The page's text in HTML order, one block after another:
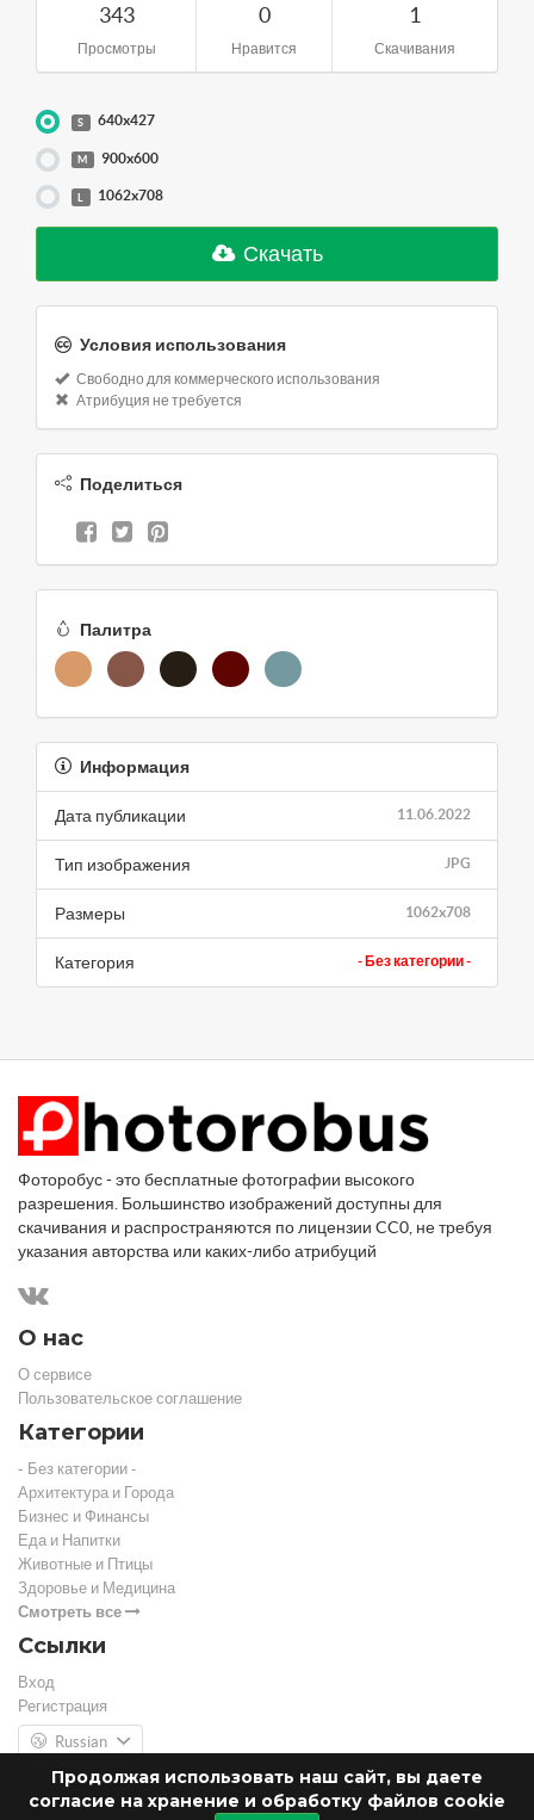
Продолжая использовать наш сайт, вы даете
согласие на хранение и обработку файлов cookie
343
Просмотры
0
Нравится
1
Скачивания
S 640x427
M 900x600
L 1062x708
Скачать
Условия использования
Свободно для коммерческого использования
Атрибуция не требуется
Поделиться
Палитра
Информация
11.06.2022
Дата публикации
JPG
Тип изображения
1062x708
Размеры
- Без категории -
Категория
Фоторобус - это бесплатные фотографии высокого
разрешения. Большинство изображений доступны для
скачивания и распространяются по лицензии CC0, не требуя
указания авторства или каких-либо атрибуций
О нас
О сервисе
Пользовательское соглашение
Категории
- Без категории -
Архитектура и Города
Бизнес и Финансы
Еда и Напитки
Животные и Птицы
Здоровье и Медицина
Смотреть все
Ссылки
Вход
Регистрация
Russian